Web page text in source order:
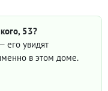
53?
его увидят
в этом доме.